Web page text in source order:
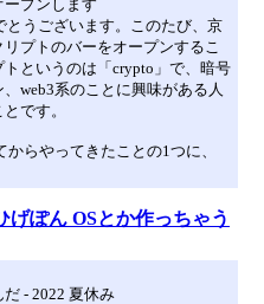
ープンします
とうございます。このたび、京
プトのバーをオープンするこ
というのは「crypto」で、暗号
web3系のことに興味がある人
です。
らやってきたことの1つに、
げぽん OSとか作っちゃう
- 2022 夏休み